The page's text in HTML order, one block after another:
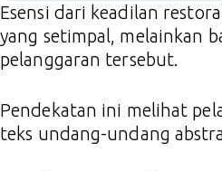
Esensi dari keadilan
yang setimpal, melainkan
pelanggaran tersebut.
Pendekatan ini melihat
teks undang-undang